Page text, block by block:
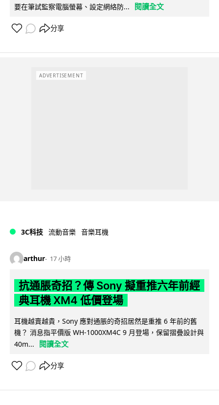
要在筆試監察電腦螢幕、設定網絡防...
閱讀全文
分享
ADVERTISEMENT
3C科技 流動音樂 音樂耳機
arthur 17 小時
抗通脹奇招？傳 Sony 擬重推六年前經
典耳機 XM4 低價登場
耳機越賣越貴，Sony 應對通脹的奇招居然是重推 6 年前的舊
機？ 消息指平價版 WH-1000XM4C 9 月登場，保留摺疊設計與
40m...
閱讀全文
分享